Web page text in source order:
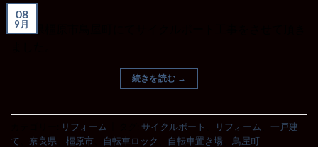
08
9月
奈良県橿原市鳥屋町にてサイクルポート工事をさせて頂き
続きを読む →
リフォーム サイクルポート リフォーム
一戸建
て
奈良県 橿原市 自転車ロック 自転車置き場 鳥屋町